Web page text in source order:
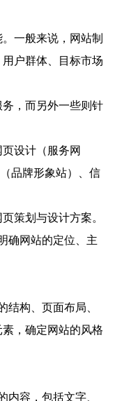
一般来说，网站制
户群体、目标市场
，而另外一些则针
设计（服务网
品牌形象站）、信
策划与设计方案。
确网站的定位、主
结构、页面布局、
，确定网站的风格
内容，包括文字、